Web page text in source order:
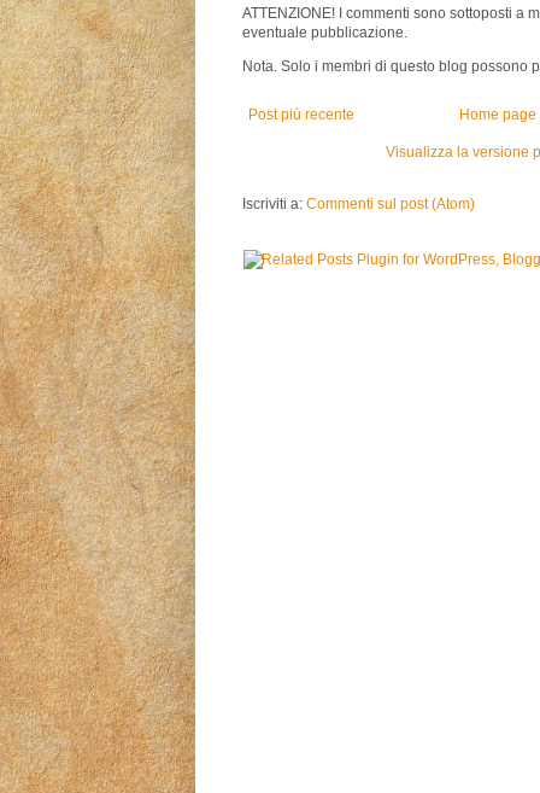
ATTENZIONE! I commenti sono sottoposti a
eventuale pubblicazione.
Nota. Solo i membri di questo blog possono
Post più recente Home page
Visualizza la versione
Iscriviti a:Commenti sul post (Atom)